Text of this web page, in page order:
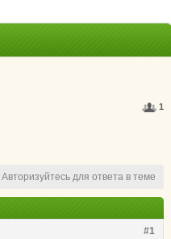
1
Авторизуйтесь для ответа в теме
#1